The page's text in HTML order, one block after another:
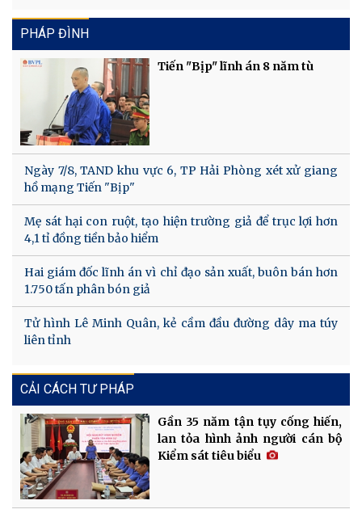
PHÁP ĐÌNH
Tiến "Bịp" lĩnh án 8 năm tù
Ngày 7/8, TAND khu vực 6, TP Hải Phòng xét xử giang
hồ mạng Tiến "Bịp"
Mẹ sát hại con ruột, tạo hiện trường giả để trục lợi hơn
4,1 tỉ đồng tiền bảo hiểm
Hai giám đốc lĩnh án vì chỉ đạo sản xuất, buôn bán hơn
1.750 tấn phân bón giả
Tử hình Lê Minh Quân, kẻ cầm đầu đường dây ma túy
liên tỉnh
CẢI CÁCH TƯ PHÁP
Gần 35 năm tận tụy cống hiến,
lan tỏa hình ảnh người cán bộ
Kiểm sát tiêu biểu